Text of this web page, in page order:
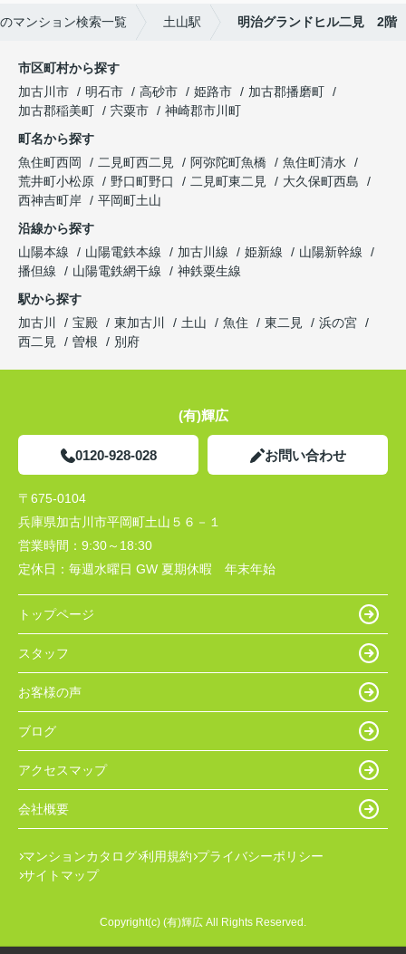
マンション検索一覧 土山駅 明治グランドヒル二見 2階
市区町村から探す
加古川市
明石市 高砂市 姫路市
加古郡播磨町
加古郡稲美町
宍粟市
神崎郡市川町
町名から探す
魚住町西岡
二見町西二見 阿弥陀町魚橋
魚住町清水
荒井町小松原
野口町野口 二見町東二見
大久保町西島
西神吉町岸
平岡町土山
沿線から探す
山陽本線
山陽電鉄本線 加古川線 姫新線
山陽新幹線
播但線
山陽電鉄網干線
神鉄粟生線
駅から探す
加古川
宝殿 東加古川 土山 魚住 東二見
浜の宮
西二見
曽根 別府
(有)輝広
0120-928-028 お問い合わせ
〒675-0104
兵庫県加古川市平岡町土山５６－１
営業時間： 9:30～18:30
定休日： 毎週水曜日 GW 夏期休暇 年末年始
トップページ
スタッフ
お客様の声
ブログ
アクセスマップ
会社概要
マンションカタログ 利用規約 プライバシーポリシー
サイトマップ
Copyright(c) (有)輝広 All Rights Reserved.